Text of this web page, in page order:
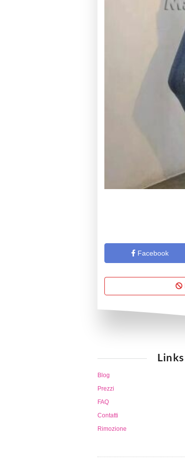
Facebook
Links
Blog
Prezzi
FAQ
Contatti
Rimozione